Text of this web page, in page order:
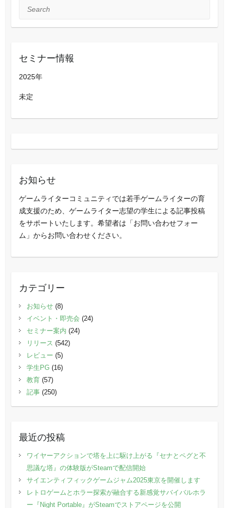
Search
セミナー情報
2025年
未定
お知らせ
ゲームライターコミュニティでは若手ゲームライターの育
成支援のため、ゲームライター志望の学生による記事投稿
をサポートいたします。希望者は「お問い合わせフォー
ム」からお問い合わせください。
カテゴリー
お知らせ(8)
イベント・即売会 (24)
セミナー案内 (24)
リリース (542)
レビュー (5)
学生PG(16)
教育(57)
記事(250)
最近の投稿
ワイヤーアクションで塔を上に駆け上がる『セナとペグと不
思議な塔』の体験版がSteamで配信開始
サイエンティフィックゲームジャム2025東京を開催します
レトロゲームとホラー探索が融合する新感覚サバイバルホラ
ー『Night Portable』がSteamでストアページを公開